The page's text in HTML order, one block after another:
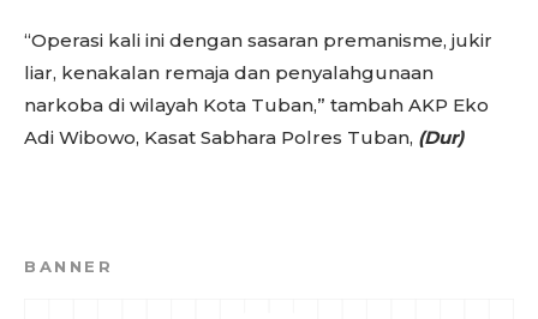
“Operasi kali ini dengan sasaran premanisme, jukir
liar, kenakalan remaja dan penyalahgunaan
narkoba di wilayah Kota Tuban,” tambah AKP Eko
Adi Wibowo, Kasat Sabhara Polres Tuban, (Dur)
BANNER